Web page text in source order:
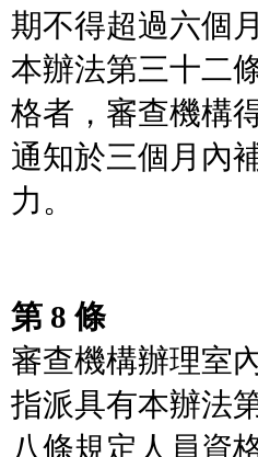
期不得超過六個
本辦法第三十二
格者，審查機構
通知於三個月內
力。
第 8 條
審查機構辦理室
指派具有本辦法
八條規定人員資